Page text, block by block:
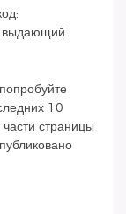
, выдающий
10
части страницы